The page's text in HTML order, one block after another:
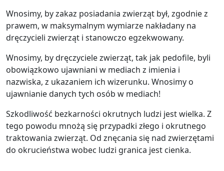
Wnosimy, by zakaz posiadania zwierząt był, zgodnie z
prawem, w maksymalnym wymiarze nakładany na
dręczycieli zwierząt i stanowczo egzekwowany.
Wnosimy, by dręczyciele zwierząt, tak jak pedofile, byli
obowiązkowo ujawniani w mediach z imienia i
nazwiska, z ukazaniem ich wizerunku. Wnosimy o
ujawnianie danych tych osób w mediach!
Szkodliwość bezkarności okrutnych ludzi jest wielka. Z
tego powodu mnożą się przypadki złego i okrutnego
traktowania zwierząt. Od znęcania się nad zwierzętami
do okrucieństwa wobec ludzi granica jest cienka.